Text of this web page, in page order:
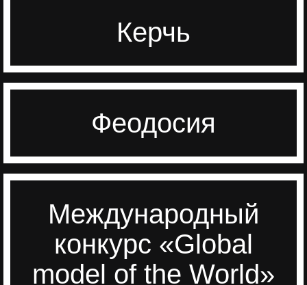
Керчь
Перейти
Феодосия
Перейти
Международный
конкурс «Global
model of the World»
Перейти